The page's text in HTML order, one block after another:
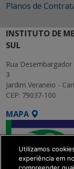
Planos de
INSTITUTO DE
SUL
Rua
3
Jardim Veraneio -
CEP: 79037-100
MAPA
Utilizamos
experiência em